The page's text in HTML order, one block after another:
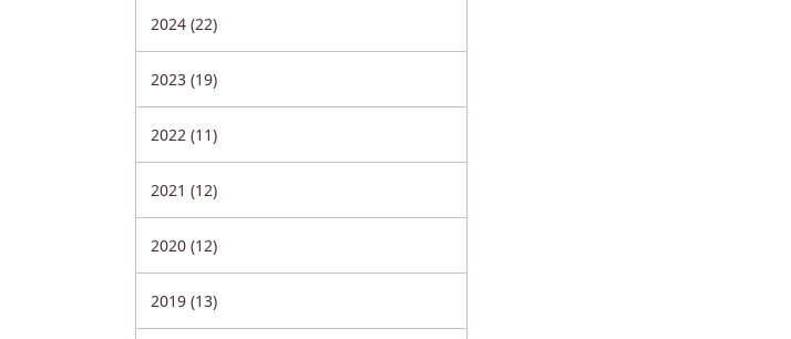
2024 (22)
2023 (19)
2022 (11)
2021 (12)
2020 (12)
2019 (13)